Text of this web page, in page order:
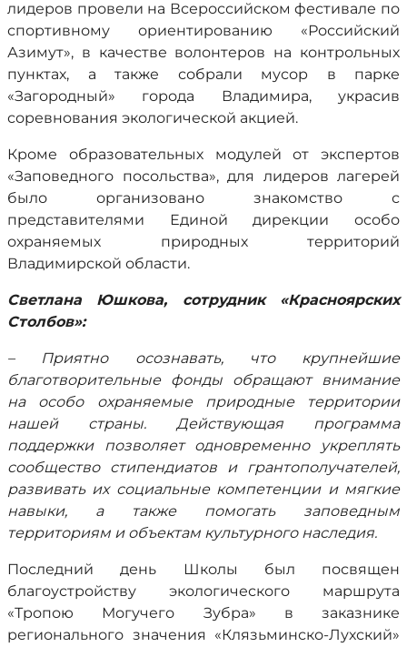
лидеров провели на Всероссийском фестивале по
спортивному ориентированию «Российский
Азимут», в качестве волонтеров на контрольных
пунктах, а также собрали мусор в парке
«Загородный» города Владимира, украсив
соревнования экологической акцией.
Кроме образовательных модулей от экспертов
«Заповедного посольства», для лидеров лагерей
было организовано знакомство с
представителями Единой дирекции особо
охраняемых природных территорий
Владимирской области.
Светлана Юшкова, сотрудник «Красноярских
Столбов»:
– Приятно осознавать, что крупнейшие
благотворительные фонды обращают внимание
на особо охраняемые природные территории
нашей страны. Действующая программа
поддержки позволяет одновременно укреплять
сообщество стипендиатов и грантополучателей,
развивать их социальные компетенции и мягкие
навыки, а также помогать заповедным
территориям и объектам культурного наследия.
Последний день Школы был посвящен
благоустройству экологического маршрута
«Тропою Могучего Зубра» в заказнике
регионального значения «Клязьминско-Лухский»